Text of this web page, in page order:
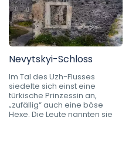
Nevytskyi-Schloss
Im Tal des Uzh-Flusses
siedelte sich einst eine
türkische Prinzessin an,
„zufällig“ auch eine böse
Hexe. Die Leute nannten sie